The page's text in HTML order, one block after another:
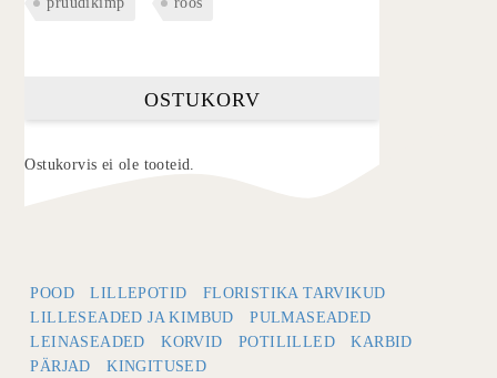
OSTUKORV
Ostukorvis ei ole tooteid.
POOD LILLEPOTID
FLORISTIKA TARVIKUD
LILLESEADED JA KIMBUD
PULMASEADED
LEINASEADED
KORVID POTILILLED
KARBID
PÄRJAD
KINGITUSED